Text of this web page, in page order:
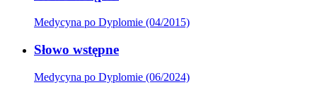
Medycyna po Dyplomie (04/2015)
Słowo wstępne
Medycyna po Dyplomie (06/2024)